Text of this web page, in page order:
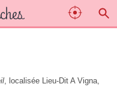
, localisée Lieu-Dit A Vigna,